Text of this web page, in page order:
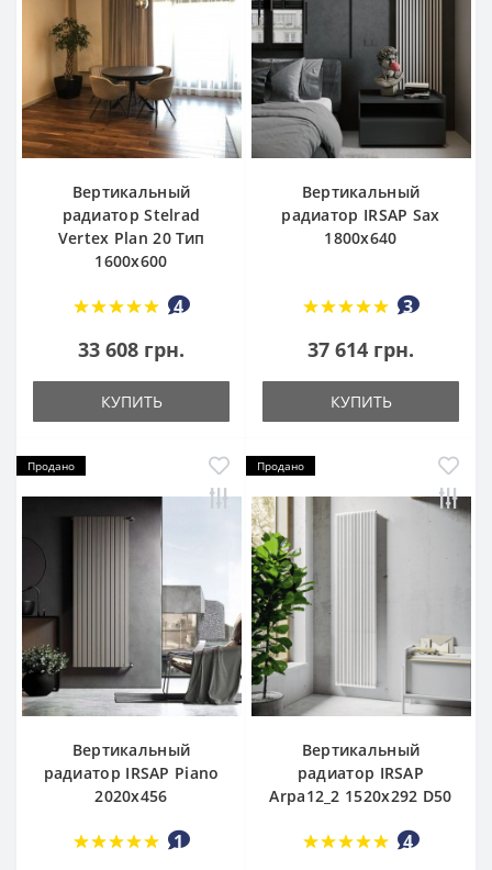
Вертикальный
радиатор Stelrad
Vertex Plan 20 Тип
1600x600
4
33 608 грн.
КУПИТЬ
Вертикальный
радиатор IRSAP Sax
1800x640
3
37 614 грн.
КУПИТЬ
Продано
Вертикальный
радиатор IRSAP Piano
2020x456
1
Продано
Вертикальный
радиатор IRSAP
Arpa12_2 1520x292 D50
4